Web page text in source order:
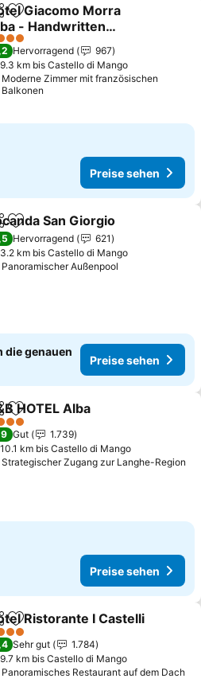
Zu Favoriten hinzufügen
Giacomo Morra
- Handwritten
Hervorragend
967
9.3 km bis Castello di Mango
Moderne Zimmer mit französischen
Balkonen
Preise sehen
Zu Favoriten hinzufügen
San Giorgio
Hervorragend
621
3.2 km bis Castello di Mango
Panoramischer Außenpool
die genauen
Preise sehen
Zu Favoriten hinzufügen
HOTEL Alba
Gut
1.739
10.1 km bis Castello di Mango
Strategischer Zugang zur Langhe-Region
Preise sehen
Zu Favoriten hinzufügen
Ristorante I Castelli
Sehr gut
1.784
9.7 km bis Castello di Mango
Panoramisches Restaurant auf dem Dach